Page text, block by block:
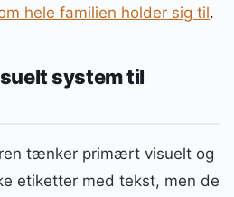
hele familien holder sig til.
system til
tænker primært visuelt og
etiketter med tekst, men de